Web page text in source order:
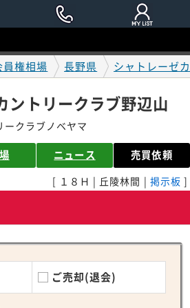
員権相場 長野県 シャトレーゼ
ントリークラブ野辺山
クラブノベヤマ
ニュース 売買依頼
[ １８Ｈ | 丘陵林間 | 掲示板 ]
ご売却(退会)